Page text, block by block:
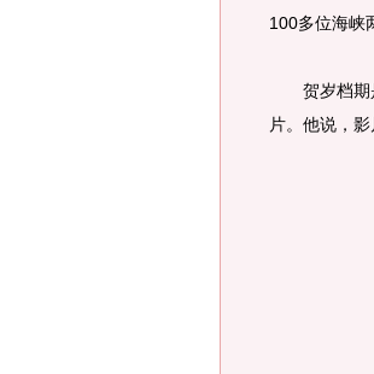
100多位海峡
贺岁档期是
片。他说，